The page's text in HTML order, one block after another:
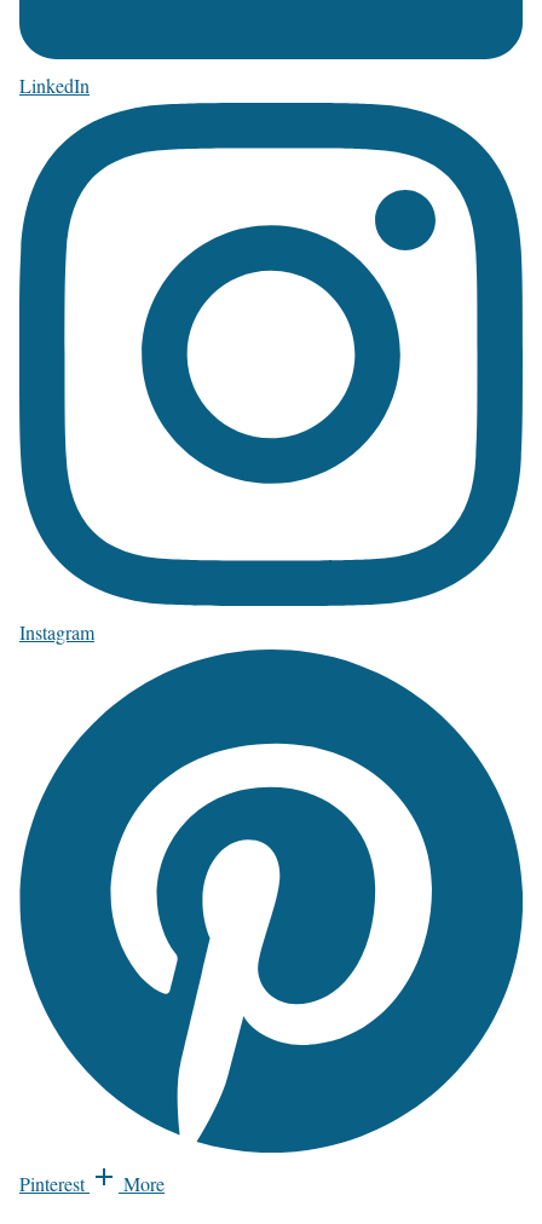
LinkedIn
Instagram
Pinterest More